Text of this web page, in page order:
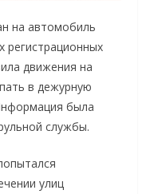
на автомобиль
регистрационных
движения на
в дежурную
была
службы.
улиц